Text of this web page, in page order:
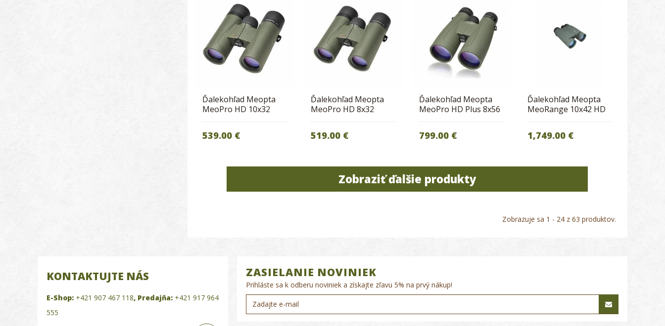
Ďalekohľad Meopta
MeoPro HD 10x32
539.00 €
Ďalekohľad Meopta
MeoPro HD 8x32
519.00 €
Ďalekohľad Meopta
MeoPro HD Plus 8x56
799.00 €
Ďalekohľad Meopta
MeoRange 10x42 HD
1,749.00 €
Zobraziť ďalšie produkty
Zobrazuje sa 1 - 24 z 63 produktov.
KONTAKTUJTE NÁS
E-Shop: +421 907 467 118, Predajňa: +421 917 964
555
ZASIELANIE NOVINIEK
Prihláste sa k odberu noviniek a získajte zľavu 5% na prvý nákup!